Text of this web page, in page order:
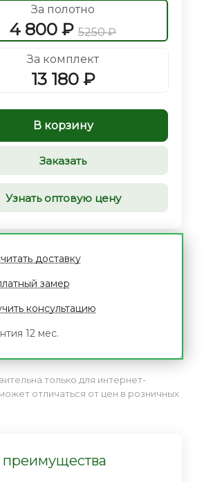
За полотно
4 800 ₽ 5250 ₽
За комплект
13 180 ₽
В корзину
Заказать
Узнать оптовую цену
доставку
замер
консультацию
12 мес.
только для интернет-
отличаться от цен в розничных